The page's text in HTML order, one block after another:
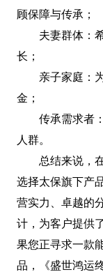
顾保障与传承；
夫妻群体：
长；
亲子家庭：
金；
传承需求者
人群。
总结来说，
选择太保旗下产
营实力、卓越的
计，为客户提供
果您正寻求一款
品，《盛世鸿运